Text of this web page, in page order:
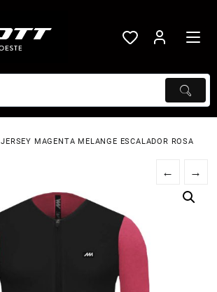
JERSEY MAGENTA MELANGE ESCALADOR ROSA
← →